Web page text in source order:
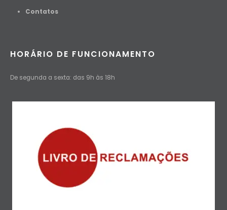
Contatos
HORÁRIO DE FUNCIONAMENTO
De segunda a sexta: das 9h às 18h